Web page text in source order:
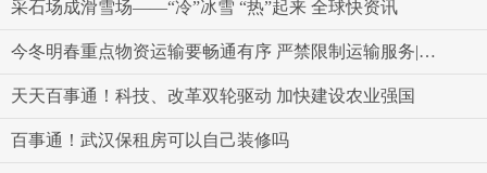
采石场成滑雪场——“冷”冰雪 “热”起来 全球快资讯
今冬明春重点物资运输要畅通有序 严禁限制运输服务|每日热点
天天百事通！科技、改革双轮驱动 加快建设农业强国
百事通！武汉保租房可以自己装修吗